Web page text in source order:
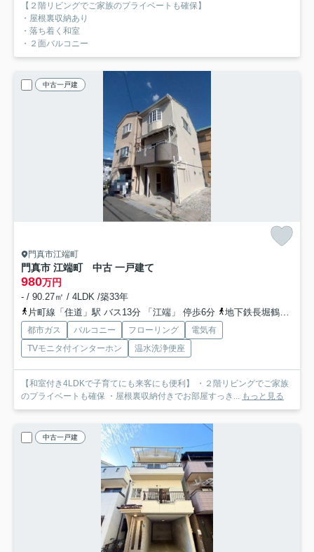
【２階リビングでご家族のプライベートも確保】
・屋根裏収納あり
・落ち着く和室
・２面バルコニー
中古一戸建
門真市江端町
門真市 江端町 中古 一戸建て
980万円
- / 90.27㎡ / 4LDK /築33年
片町線「住道」駅 バス13分 「江端」 停歩6分
地下鉄長堀鶴見緑地「門真南」駅 徒歩34分
都市ガス バルコニー フローリング
電気有
TVモニタ付インターホン
温水洗浄便座
【和室付き4LDKで子育てにも来客にも便利】 ・２階リビングでご家族
のプライベートも確保 ・屋根裏収納付きでお部屋すっき... もっと見る
中古一戸建